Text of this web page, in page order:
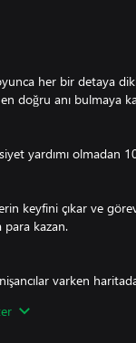
her bir detaya
doğru anı bulmaya
yardımı olmadan
keyfini çıkar ve
para kazan.
varken